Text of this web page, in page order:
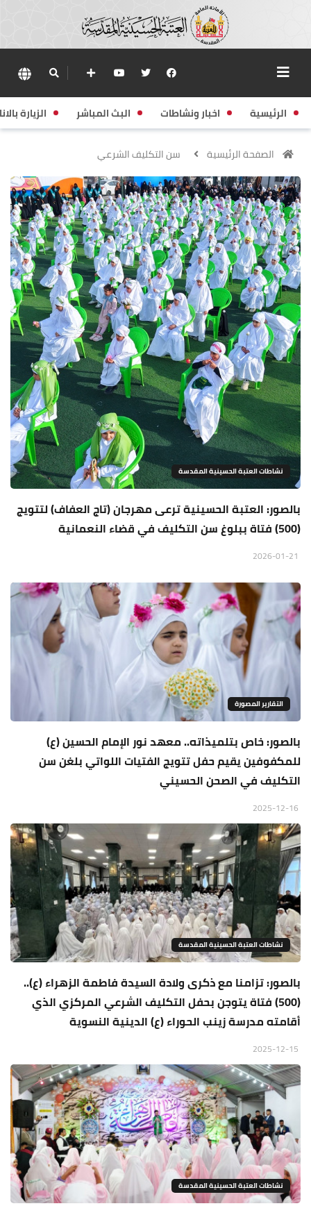
الرئيسية اخبار ونشاطات البث المباشر الزيارة
الصفحة الرئيسية سن التكليف الشرعي
نشاطات العتبة الحسينية المقدسة
بالصور: العتبة الحسينية ترعى مهرجان (تاج العفاف) لتتويج
(500) فتاة ببلوغ سن التكليف في قضاء النعمانية
التقارير المصورة
بالصور: خاص بتلميذاته.. معهد نور الإمام الحسين (ع)
للمكفوفين يقيم حفل تتويج الفتيات اللواتي بلغن سن
التكليف في الصحن الحسيني
نشاطات العتبة الحسينية المقدسة
بالصور: تزامنا مع ذكرى ولادة السيدة فاطمة الزهراء (ع)..
(500) فتاة يتوجن بحفل التكليف الشرعي المركزي الذي
أقامته مدرسة زينب الحوراء (ع) الدينية النسوية
نشاطات العتبة الحسينية المقدسة